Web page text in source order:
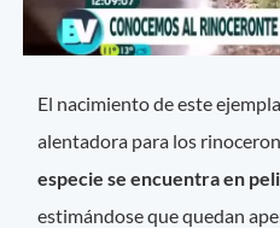
El nacimiento de este
alentadora para los
especie se encuentra en
estimándose que quedan